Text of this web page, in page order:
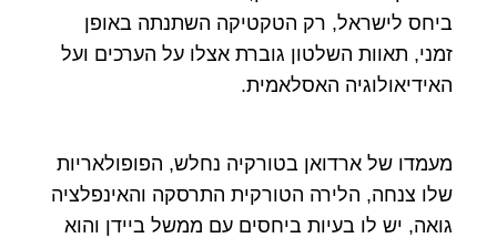
ביחס לישראל, רק הטקטיקה השתנתה באופן
זמני, תאוות השלטון גוברת אצלו על הערכים ועל
האידיאולוגיה האסלאמית.
מעמדו של ארדואן בטורקיה נחלש, הפופולאריות
שלו צנחה, הלירה הטורקית התרסקה והאינפלציה
גואה, יש לו בעיות ביחסים עם ממשל ביידן והוא